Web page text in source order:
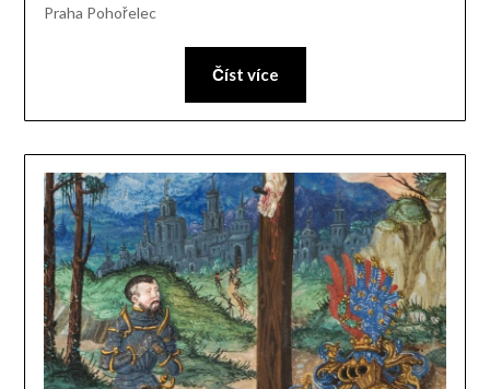
Praha Pohořelec
Číst více